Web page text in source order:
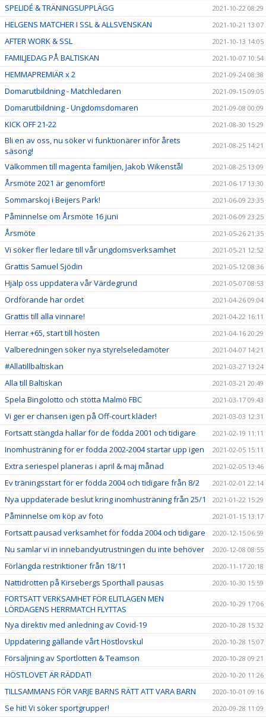
SPELIDÉ & TRÄNINGSUPPLÄGG 2021-10-22 08:29
HELGENS MATCHER I SSL & ALLSVENSKAN 2021-10-21 13:07
AFTER WORK & SSL 2021-10-13 14:05
FAMILJEDAG PÅ BALTISKAN 2021-10-07 10:54
HEMMAPREMIÄR x 2 2021-09-24 08:38
Domarutbildning - Matchledaren 2021-09-15 09:05
Domarutbildning - Ungdomsdomaren 2021-09-08 00:09
KICK OFF 21-22 2021-08-30 15:29
Bli en av oss, nu söker vi funktionärer inför årets
säsong!
2021-08-25 14:21
Välkommen till magenta familjen, Jakob Wikenstål 2021-08-25 13:09
Årsmöte 2021 är genomfört! 2021-06-17 13:30
Sommarskoj i Beijers Park! 2021-06-09 23:35
Påminnelse om Årsmöte 16 juni 2021-06-09 23:25
Årsmöte 2021-05-26 21:35
Vi söker fler ledare till vår ungdomsverksamhet 2021-05-21 12:52
Grattis Samuel Sjödin 2021-05-12 08:36
Hjälp oss uppdatera vår Värdegrund 2021-05-07 08:53
Ordförande har ordet 2021-04-26 09:04
Grattis till alla vinnare! 2021-04-22 16:11
Herrar +65, start till hösten 2021-04-16 20:29
Valberedningen söker nya styrelseledamöter 2021-04-07 14:21
#Allatillbaltiskan 2021-03-27 13:24
Alla till Baltiskan 2021-03-21 20:49
Spela Bingolotto och stötta Malmö FBC 2021-03-17 09:43
Vi ger er chansen igen på Off-court kläder! 2021-03-03 12:31
Fortsatt stängda hallar för de födda 2001 och tidigare 2021-02-19 11:11
Inomhusträning för er födda 2002-2004 startar upp igen 2021-02-05 15:11
Extra seriespel planeras i april & maj månad 2021-02-05 13:46
Ev träningsstart för er födda 2004 och tidigare från 8/2 2021-02-01 22:14
Nya uppdaterade beslut kring inomhusträning från 25/1 2021-01-22 15:29
Påminnelse om köp av foto 2021-01-15 13:17
Fortsatt pausad verksamhet för födda 2004 och tidigare 2020-12-15 06:59
Nu samlar vi in innebandyutrustningen du inte behöver 2020-12-08 08:55
Förlängda restriktioner från 18/11 2020-11-17 20:18
Nattidrotten på Kirsebergs Sporthall pausas 2020-10-30 15:59
FORTSATT VERKSAMHET FÖR ELITLAGEN MEN
LÖRDAGENS HERRMATCH FLYTTAS
2020-10-29 17:06
Nya direktiv med anledning av Covid-19 2020-10-28 15:32
Uppdatering gällande vårt Höstlovskul 2020-10-28 15:07
Försäljning av Sportlotten & Teamson 2020-10-28 09:21
HÖSTLOVET ÄR RÄDDAT! 2020-10-20 11:26
TILLSAMMANS FÖR VARJE BARNS RÄTT ATT VARA BARN 2020-10-01 09:16
Se hit! Vi söker sportgrupper! 2020-09-28 11:09